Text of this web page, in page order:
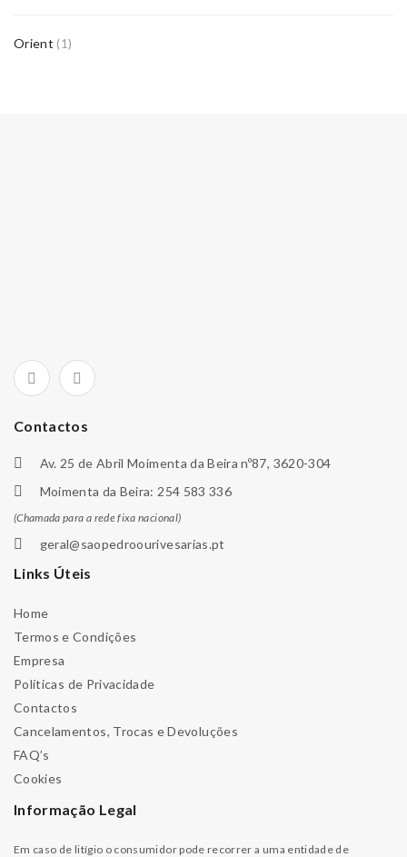
Orient (1)
Contactos
Av. 25 de Abril Moimenta da Beira nº87, 3620-304
Moimenta da Beira: 254 583 336
(Chamada para a rede fixa nacional)
geral@saopedroourivesarias.pt
Links Úteis
Home
Termos e Condições
Empresa
Políticas de Privacidade
Contactos
Cancelamentos, Trocas e Devoluções
FAQ’s
Cookies
Informação Legal
Em caso de litígio o consumidor pode recorrer a uma entidade de